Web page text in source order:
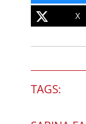
X
TAGS: